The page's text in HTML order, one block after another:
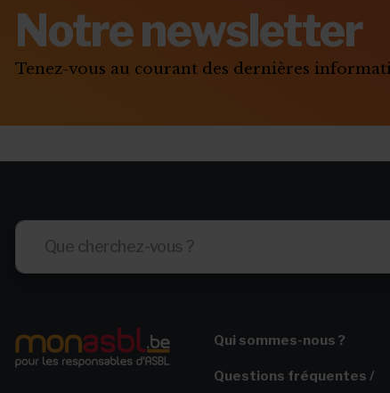
Notre newsletter
Tenez-vous au courant des dernières
Qui sommes-nous ?
Questions fréquentes /